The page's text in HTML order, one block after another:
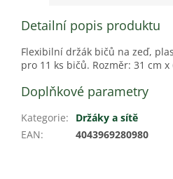
Detailní popis produktu
Flexibilní držák bičů na zeď,
pro 11 ks bičů. Rozměr: 31 cm x
Doplňkové parametry
Kategorie:
Držáky a sítě
EAN: 4043969280980